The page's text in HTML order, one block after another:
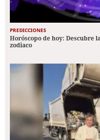
PREDICCIONES
Horóscopo de hoy: Descubre
zodiaco